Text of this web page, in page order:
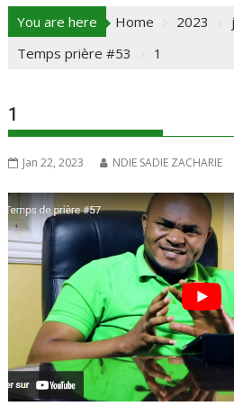
You are here Home 2023
Temps prière #53
1
1
Jan 22, 2023 NDIE SADIE ZACHARIE